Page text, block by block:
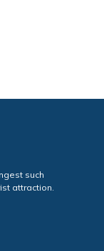
such
attraction.